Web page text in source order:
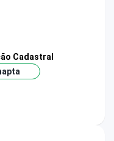
Cadastral